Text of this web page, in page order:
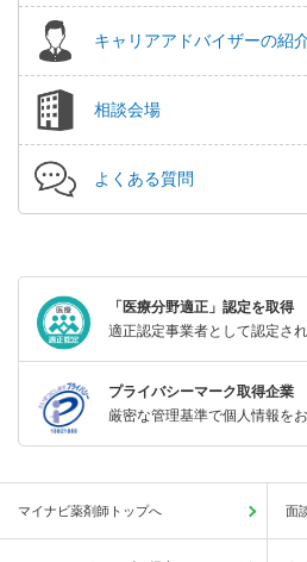
キャリアアドバイザーの紹
相談会場
よくある質問
「医療分野適正」認定を取得
適正認定事業者として認定され
プライバシーマーク取得企業
厳密な管理基準で個人情報をお
マイナビ薬剤師トップへ 面